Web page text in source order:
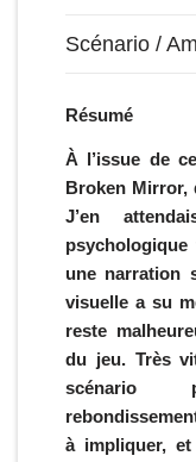
Scénario /
Résumé
À l’issue de
Broken Mirror,
J’en
une narration
visuelle a su
reste
du jeu. Très
scénario
à impliquer,